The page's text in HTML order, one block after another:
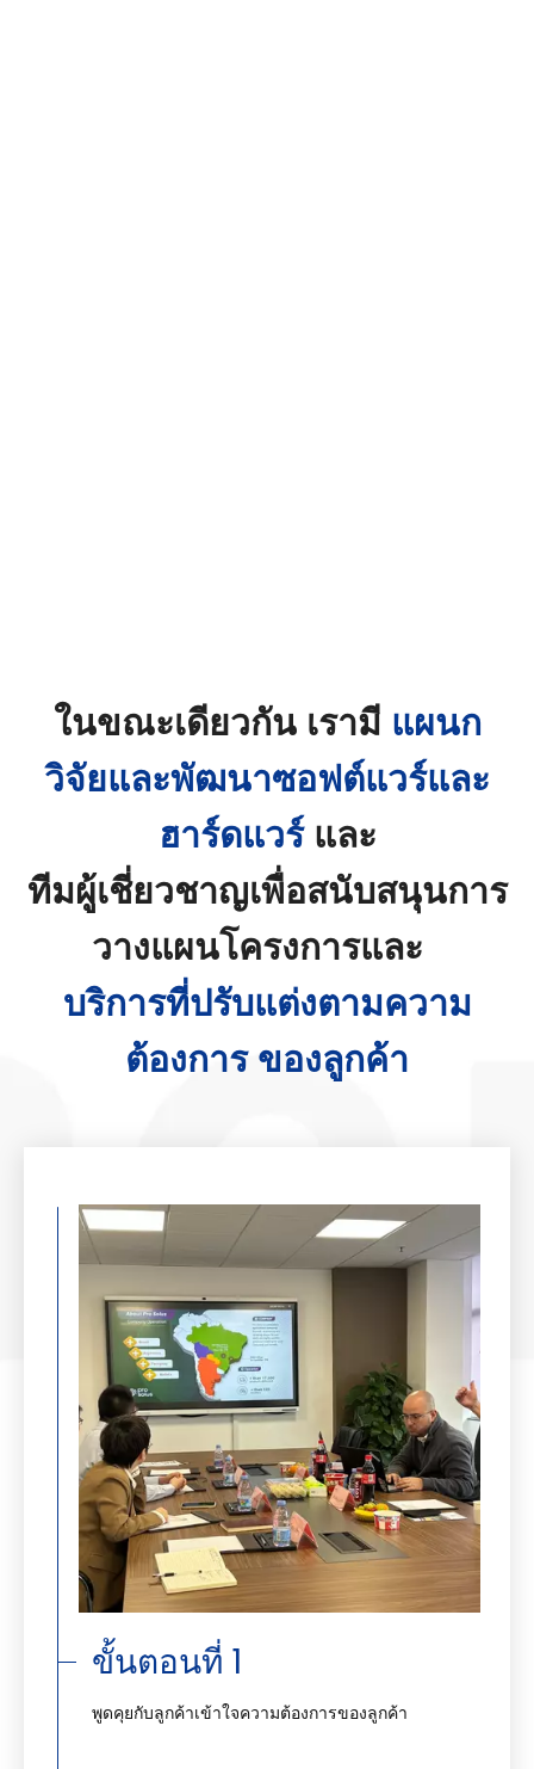
ในขณะเดียวกัน เรามี แผนก
วิจัยและพัฒนาซอฟต์แวร์และ
ฮาร์ดแวร์ และ
ทีมผู้เชี่ยวชาญเพื่อสนับสนุนการ
วางแผนโครงการและ
บริการที่ปรับแต่งตามความ
ต้องการ ของลูกค้า
ขั้นตอนที่ 1
พูดคุยกับลูกค้าเข้าใจความต้องการของลูกค้า